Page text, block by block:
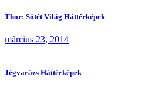
Thor: Sötét Világ Háttérképek
március 23, 2014
Jégvarázs Háttérképek